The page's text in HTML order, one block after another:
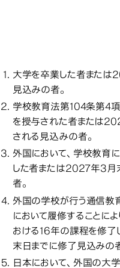
いずれかを満
いずれかを満
いずれかを満
大学を卒業した者また
見込みの者。
学校教育法第104条第4
を授与された者または
される見込みの者。
外国において、学校教育
した者または2027年3月
者。
外国の学校が行う通信教
において履修することに
おける16年の課程を修
末日までに修了見込みの
日本において、外国の大